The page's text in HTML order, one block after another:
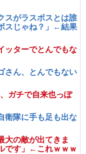
スがラスボスとは誰
スじゃね？」←結果
ッターでとんでもな
さん、とんでもない
ガチで自来也っぽ
衛隊に手も足も出な
大の敵が出てきま
です」←これｗｗｗ